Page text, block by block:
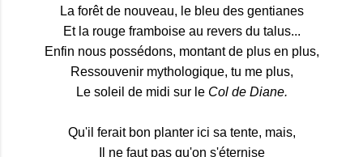
La forêt de nouveau, le bleu des gentianes
Et la rouge framboise au revers du talus...
Enfin nous possédons, montant de plus en plus,
Ressouvenir mythologique, tu me plus,
Le soleil de midi sur leCol de Diane.
Qu'il ferait bon planter ici sa tente, mais,
Il ne faut pas qu'on s'éternise